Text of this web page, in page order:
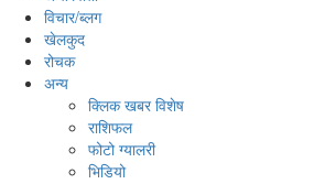
विचार/ब्लग
खेलकुद
रोचक
अन्य
क्लिक खबर विशेष
राशिफल
फोटो ग्यालरी
भिडियो